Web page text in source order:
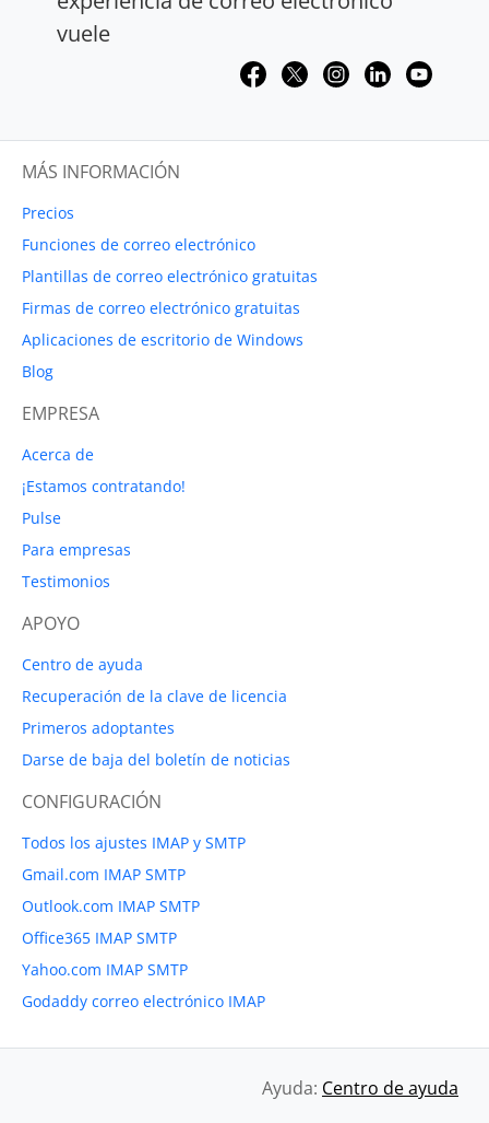
vuele
MÁS INFORMACIÓN
Precios
Funciones de correo electrónico
Plantillas de correo electrónico gratuitas
Firmas de correo electrónico gratuitas
Aplicaciones de escritorio de Windows
Blog
EMPRESA
Acerca de
¡Estamos contratando!
Pulse
Para empresas
Testimonios
APOYO
Centro de ayuda
Recuperación de la clave de licencia
Primeros adoptantes
Darse de baja del boletín de noticias
CONFIGURACIÓN
Todos los ajustes IMAP y SMTP
Gmail.com IMAP SMTP
Outlook.com IMAP SMTP
Office365 IMAP SMTP
Yahoo.com IMAP SMTP
Godaddy correo electrónico IMAP
Ayuda: Centro de ayuda